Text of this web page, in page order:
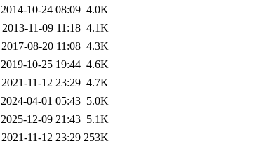
2014-10-24 08:09 4.0K
2013-11-09 11:18 4.1K
2017-08-20 11:08 4.3K
2019-10-25 19:44 4.6K
2021-11-12 23:29 4.7K
2024-04-01 05:43 5.0K
2025-12-09 21:43 5.1K
2021-11-12 23:29 253K